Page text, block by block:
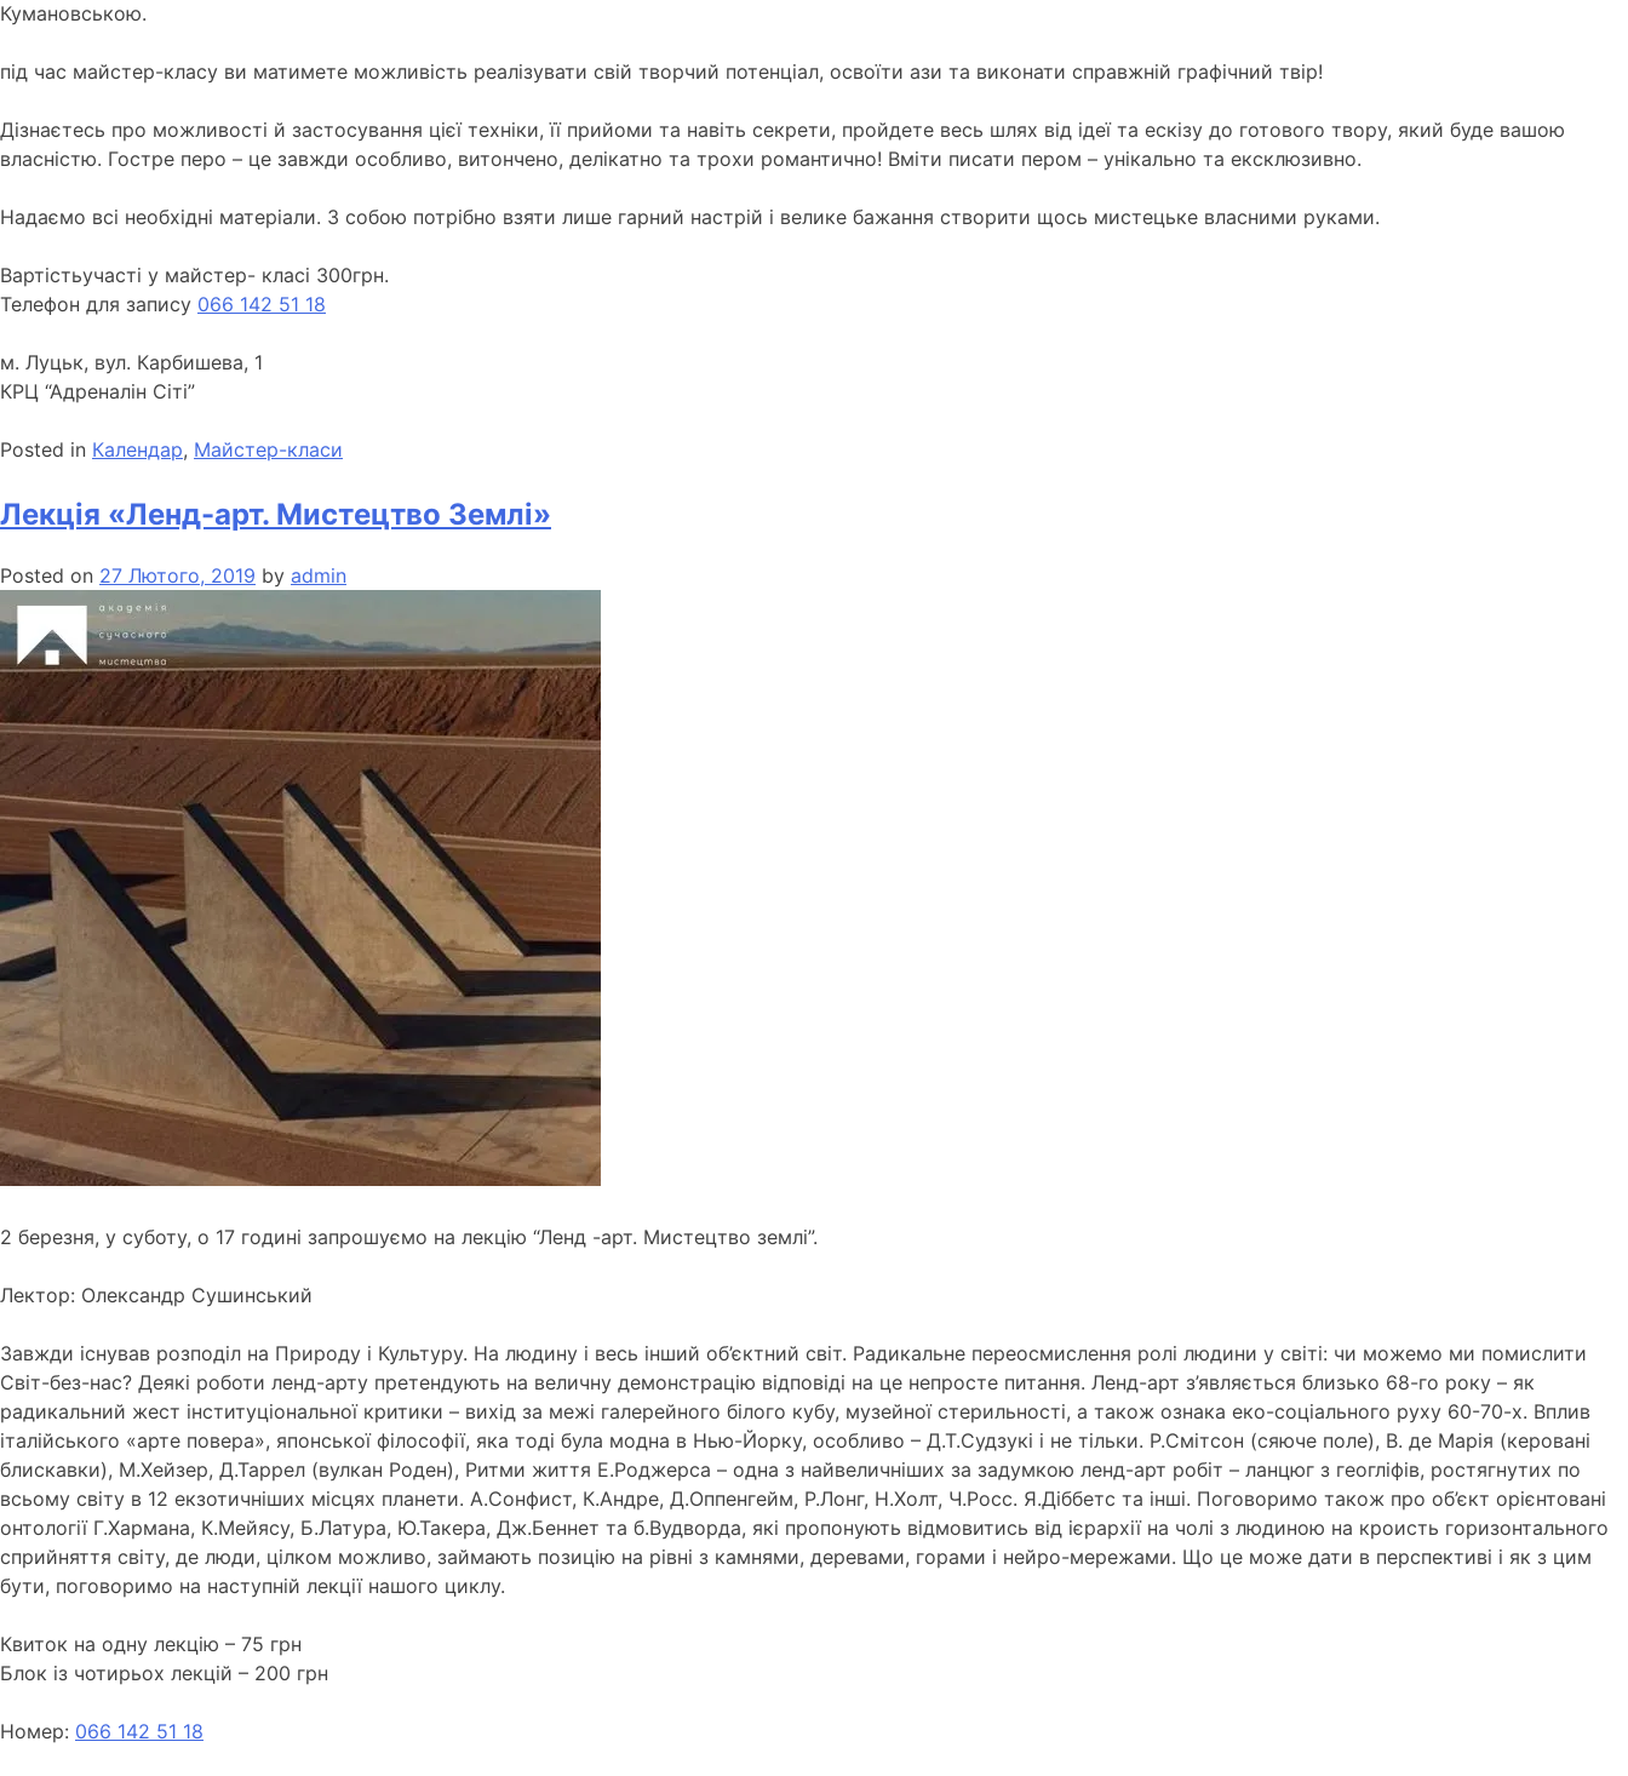
Кумановською.
під час майстер-класу ви матимете можливість реалізувати свій творчий потенціал, освоїти ази та виконати справжній графічний твір!
Дізнаєтесь про можливості й застосування цієї техніки, її прийоми та навіть секрети, пройдете весь шлях від ідеї та ескізу до готового твору, який буде вашою
власністю. Гостре перо – це завжди особливо, витончено, делікатно та трохи романтично! Вміти писати пером – унікально та ексклюзивно.
Надаємо всі необхідні матеріали. З собою потрібно взяти лише гарний настрій і велике бажання створити щось мистецьке власними руками.
Вартістьучасті у майстер- класі 300грн.
Телефон для запису 066 142 51 18
м. Луцьк, вул. Карбишева, 1
КРЦ “Адреналін Сіті”
Posted in Календар, Майстер-класи
Лекція «Ленд-арт. Мистецтво Землі»
Posted on 27 Лютого, 2019 by admin
2 березня, у суботу, о 17 годині запрошуємо на лекцію “Ленд -арт. Мистецтво землі”.
Лектор: Олександр Сушинський
Завжди існував розподіл на Природу і Культуру. На людину і весь інший об’єктний світ. Радикальне переосмислення ролі людини у світі: чи можемо ми помислити
Світ-без-нас? Деякі роботи ленд-арту претендують на величну демонстрацію відповіді на це непросте питання. Ленд-арт з’являється близько 68-го року – як
радикальний жест інституціональної критики – вихід за межі галерейного білого кубу, музейної стерильності, а також ознака еко-соціального руху 60-70-х. Вплив
італійського «арте повера», японської філософії, яка тоді була модна в Нью-Йорку, особливо – Д.Т.Судзукі і не тільки. Р.Смітсон (сяюче поле), В. де Марія (керовані
блискавки), М.Хейзер, Д.Таррел (вулкан Роден), Ритми життя Е.Роджерса – одна з найвеличніших за задумкою ленд-арт робіт – ланцюг з геогліфів, ростягнутих по
всьому світу в 12 екзотичніших місцях планети. А.Сонфист, К.Андре, Д.Оппенгейм, Р.Лонг, Н.Холт, Ч.Росс. Я.Діббетс та інші. Поговоримо також про об’єкт орієнтовані
онтології Г.Хармана, К.Мейясу, Б.Латура, Ю.Такера, Дж.Беннет та б.Вудворда, які пропонують відмовитись від ієрархії на чолі з людиною на кроисть горизонтального
сприйняття світу, де люди, цілком можливо, займають позицію на рівні з камнями, деревами, горами і нейро-мережами. Що це може дати в перспективі і як з цим
бути, поговоримо на наступній лекції нашого циклу.
Квиток на одну лекцію – 75 грн
Блок із чотирьох лекцій – 200 грн
Номер: 066 142 51 18